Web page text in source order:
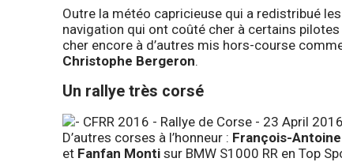
Outre la météo capricieuse qui a redistribué
navigation qui ont coûté cher à certains
cher encore à d’autres mis hors-course
Christophe Bergeron.
Un rallye très corsé
D’autres corses à l’honneur : François-
et Fanfan Monti sur BMW S1000 RR en Top